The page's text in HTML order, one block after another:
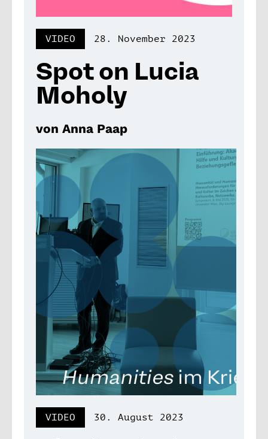
VIDEO 28. November 2023
Spot on Lucia
Moholy
von Anna Paap
VIDEO 30. August 2023